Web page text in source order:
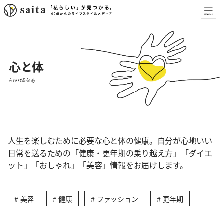
心と体
heart&body
人生を楽しむために必要な心と体の健康。自分が心地いい
日常を送るための「健康・更年期の乗り越え方」「ダイエ
ット」「おしゃれ」「美容」情報をお届けします。
美容 健康 ファッション 更年期